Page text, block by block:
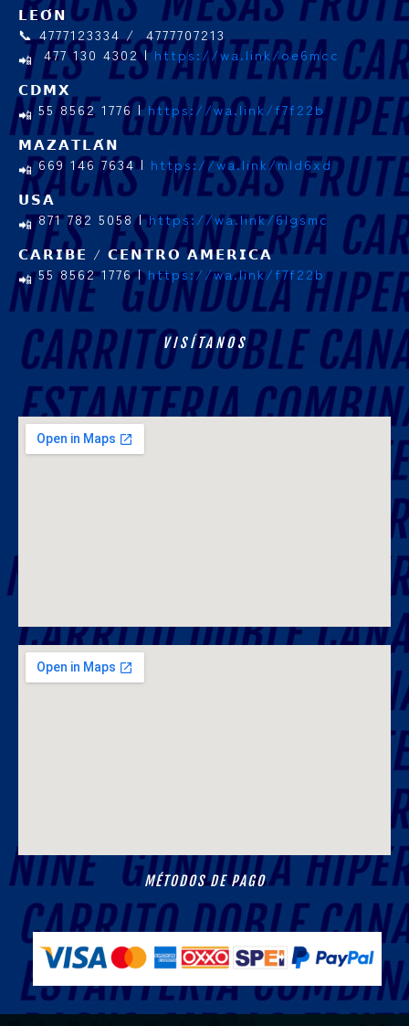
𝗟𝗘𝗢́𝗡
📞 4777123334 / 4777707213
477 130 4302 |https://wa.link/oe6mcc
𝗖𝗗𝗠𝗫
55 8562 1776 |https://wa.link/f7f22b
𝗠𝗔𝗭𝗔𝗧𝗟𝗔́𝗡
669 146 7634 | https://wa.link/mld6xd
𝗨𝗦𝗔
871 782 5058 |https://wa.link/6lgsmc
𝗖𝗔𝗥𝗜𝗕𝗘 / 𝗖𝗘𝗡𝗧𝗥𝗢 𝗔𝗠𝗘𝗥𝗜𝗖𝗔
55 8562 1776 |https://wa.link/f7f22b
VISÍTANOS
MÉTODOS DE PAGO